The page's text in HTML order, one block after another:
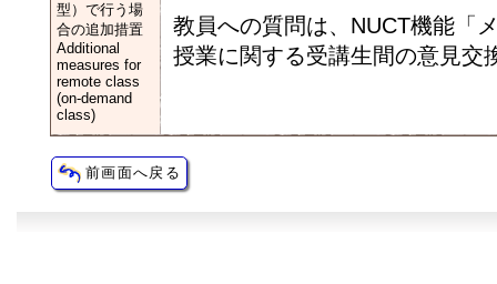
型）で行う場
合の追加措置
Additional
measures for
remote class
(on-demand
class)
教員への質問は、NUCT機能「
授業に関する受講生間の意見交